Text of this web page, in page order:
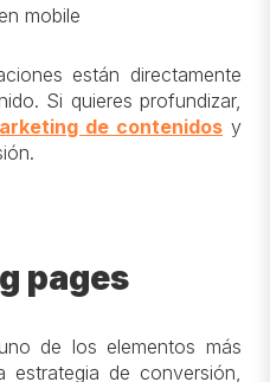
mobile
están directamente
Si quieres profundizar,
de contenidos y
pages
de los elementos más
estrategia de conversión,